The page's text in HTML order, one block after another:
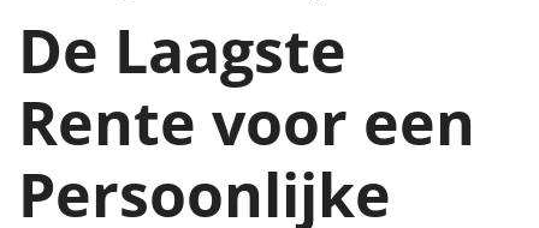
De Laagste
Rente voor een
Persoonlijke